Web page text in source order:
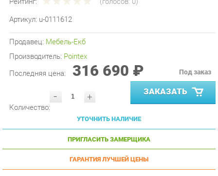
Артикул: u-0111612
Производитель:Pointex
Последняя цена: 316 690 ₽
- ЗАКАЗАТЬ
УТОЧНИТЬ НАЛИЧИЕ
ПРИГЛАСИТЬ ЗАМЕРЩИКА
ГАРАНТИЯ ЛУЧШЕЙ ЦЕНЫ
Доставкапог. Екатеринбурги до ТК -бесплатна.